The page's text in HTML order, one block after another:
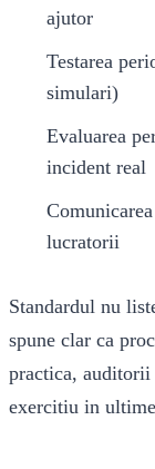
ajutor
Testarea
simulari)
Evaluarea
incident real
lucratorii
Standardul nu
spune clar ca
practica,
exercitiu in